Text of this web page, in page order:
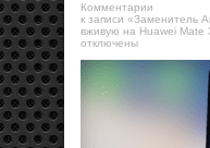
Комментарии
к записи «Заменитель
вживую на Huawei Mate
отключены